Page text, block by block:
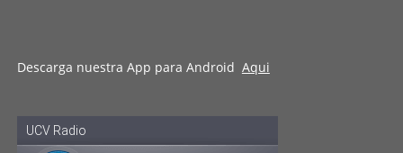
Descarga nuestra App para Android Aqui